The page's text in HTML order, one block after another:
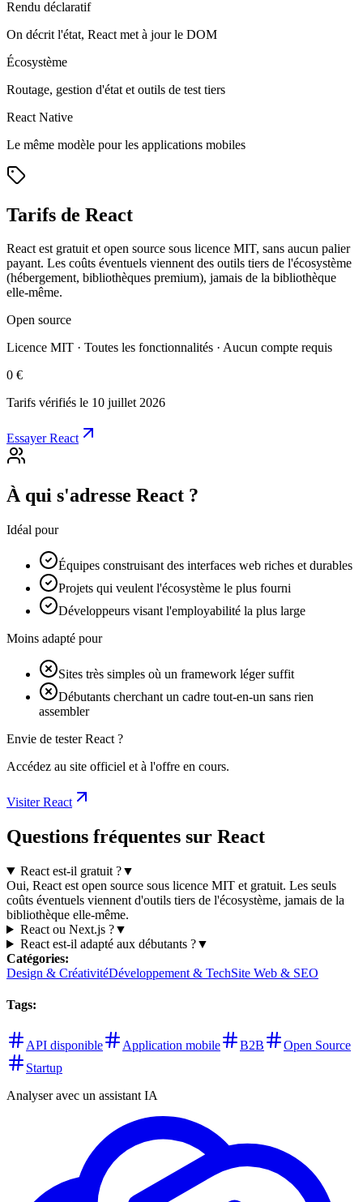
Rendu déclaratif
On décrit l'état, React met à jour le DOM
Écosystème
Routage, gestion d'état et outils de test tiers
React Native
Le même modèle pour les applications mobiles
Tarifs de React
React est gratuit et open source sous licence MIT, sans aucun palier
payant. Les coûts éventuels viennent des outils tiers de l'écosystème
(hébergement, bibliothèques premium), jamais de la bibliothèque
elle-même.
Open source
Licence MIT · Toutes les fonctionnalités · Aucun compte requis
0 €
Tarifs vérifiés le 10 juillet 2026
Essayer React
À qui s'adresse React ?
Idéal pour
Équipes construisant des interfaces web riches et durables
Projets qui veulent l'écosystème le plus fourni
Développeurs visant l'employabilité la plus large
Moins adapté pour
Sites très simples où un framework léger suffit
Débutants cherchant un cadre tout-en-un sans rien
assembler
Envie de tester React ?
Accédez au site officiel et à l'offre en cours.
Visiter React
Questions fréquentes sur React
React est-il gratuit ?▼
Oui, React est open source sous licence MIT et gratuit. Les seuls
coûts éventuels viennent d'outils tiers de l'écosystème, jamais de la
bibliothèque elle-même.
React ou Next.js ?▼
React est-il adapté aux débutants ?▼
Catégories:
Design & CréativitéDéveloppement & TechSite Web & SEO
Tags:
API disponible Application mobile B2B
Open Source
Startup
Analyser avec un assistant IA